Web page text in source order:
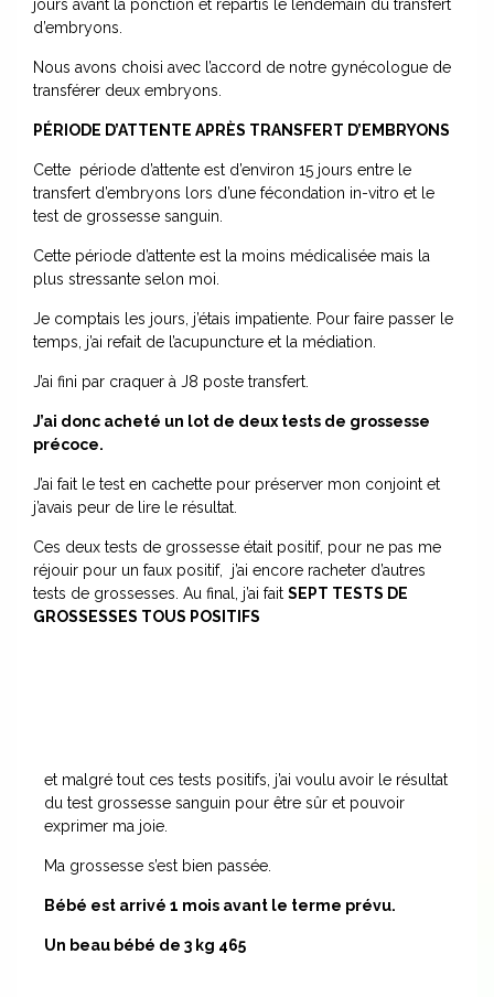
jours avant la ponction et repartis le lendemain du transfert
d’embryons.
Nous avons choisi avec l’accord de notre gynécologue de
transférer deux embryons.
PÉRIODE D’ATTENTE APRÈS TRANSFERT D’EMBRYONS
Cette période d’attente est d’environ 15 jours entre le
transfert d’embryons lors d’une fécondation in-vitro et le
test de grossesse sanguin.
Cette période d’attente est la moins médicalisée mais la
plus stressante selon moi.
Je comptais les jours, j’étais impatiente. Pour faire passer le
temps, j’ai refait de l’acupuncture et la médiation.
J’ai fini par craquer à J8 poste transfert.
J’ai donc acheté un lot de deux tests de grossesse
précoce.
J’ai fait le test en cachette pour préserver mon conjoint et
j’avais peur de lire le résultat.
Ces deux tests de grossesse était positif, pour ne pas me
réjouir pour un faux positif, j’ai encore racheter d’autres
tests de grossesses. Au final, j’ai fait SEPT TESTS DE
GROSSESSES TOUS POSITIFS
et malgré tout ces tests positifs, j’ai voulu avoir le résultat
du test grossesse sanguin pour être sûr et pouvoir
exprimer ma joie.
Ma grossesse s’est bien passée.
Bébé est arrivé 1 mois avant le terme prévu.
Un beau bébé de 3 kg 465